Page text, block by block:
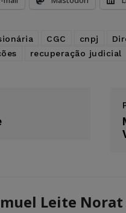
CGC cnpj
recuperação judicial
Leite Norat